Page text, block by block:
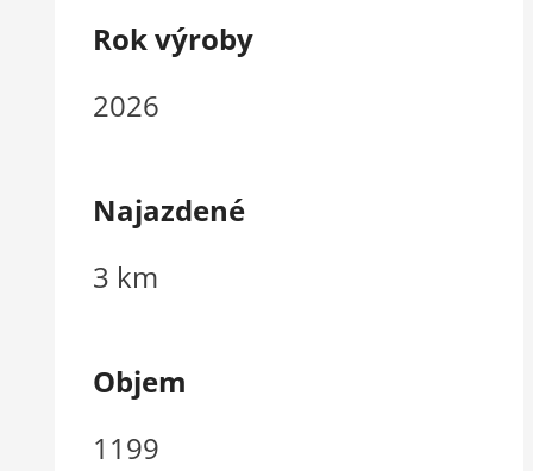
Rok výroby
2026
Najazdené
3 km
Objem
1199